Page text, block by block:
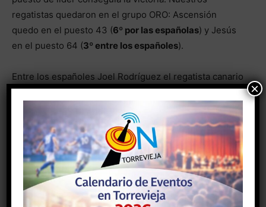
regatistas quedaron en el grupo ORO: Ascensión
quedo en el puesto 43 (6º por las españolas) y Jesús
en el puesto 64 (3º entre los españoles).
Entre los españoles Joel Rodríguez el regatista canario
pasó del quinto al noveno puesto, logrando mantener a
España como primer país entre los no clasificados para
Tokio, levantando la bandera que señalaba el logro:
“España conseguía que el ILCA 7 tuviera
representación en los Juegos Olímpicos”. En ILCA 6,
han sido seis las españolas que durante las últimas
jornadas han navegado en el grupo Oro, peleando por
el mejor puesto entre las 20 primeras naciones
×